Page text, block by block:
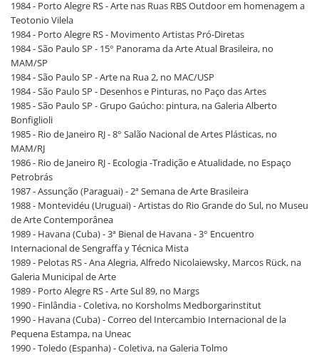
1984 - Porto Alegre RS - Arte nas Ruas RBS Outdoor em homenagem a
Teotonio Vilela
1984 - Porto Alegre RS - Movimento Artistas Pró-Diretas
1984 - São Paulo SP - 15° Panorama da Arte Atual Brasileira, no
MAM/SP
1984 - São Paulo SP - Arte na Rua 2, no MAC/USP
1984 - São Paulo SP - Desenhos e Pinturas, no Paço das Artes
1985 - São Paulo SP - Grupo Gaúcho: pintura, na Galeria Alberto
Bonfiglioli
1985 - Rio de Janeiro RJ - 8° Salão Nacional de Artes Plásticas, no
MAM/RJ
1986 - Rio de Janeiro RJ - Ecologia -Tradição e Atualidade, no Espaço
Petrobrás
1987 - Assunção (Paraguai) - 2ª Semana de Arte Brasileira
1988 - Montevidéu (Uruguai) - Artistas do Rio Grande do Sul, no Museu
de Arte Contemporânea
1989 - Havana (Cuba) - 3ª Bienal de Havana - 3° Encuentro
Internacional de Sengraffa y Técnica Mista
1989 - Pelotas RS - Ana Alegria, Alfredo Nicolaiewsky, Marcos Rück, na
Galeria Municipal de Arte
1989 - Porto Alegre RS - Arte Sul 89, no Margs
1990 - Finlândia - Coletiva, no Korsholms Medborgarinstitut
1990 - Havana (Cuba) - Correo del Intercambio Internacional de la
Pequena Estampa, na Uneac
1990 - Toledo (Espanha) - Coletiva, na Galeria Tolmo